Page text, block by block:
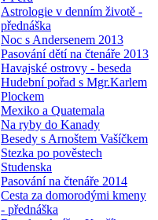
Astrologie v denním životě -
přednáška
Noc s Andersenem 2013
Pasování dětí na čtenáře 2013
Havajské ostrovy - beseda
Hudební pořad s Mgr.Karlem
Plockem
Mexiko a Quatemala
Na ryby do Kanady
Besedy s Arnoštem Vašíčkem
Stezka po pověstech
Studenska
Pasování na čtenáře 2014
Cesta za domorodými kmeny
- přednáška